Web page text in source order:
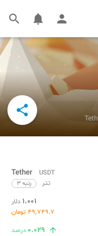
  

Tether
USDT
تتر
رتبه ۳
۱.۰۰۱ دلار
۴۹٬۷۴۹.۷ تومان
۰.۰۲۹ درصد 